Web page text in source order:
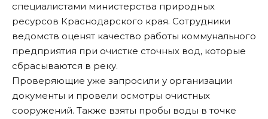
специалистами министерства природных
ресурсов Краснодарского края. Сотрудники
ведомств оценят качество работы коммунального
предприятия при очистке сточных вод, которые
сбрасываются в реку.
Проверяющие уже запросили у организации
документы и провели осмотры очистных
сооружений. Также взяты пробы воды в точке